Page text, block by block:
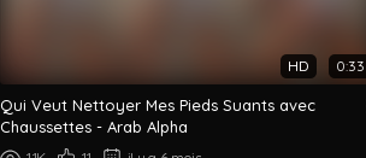
HD 0:33
Qui Veut Nettoyer Mes Pieds Suants avec
Chaussettes - Arab Alpha